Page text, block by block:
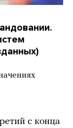
с конца